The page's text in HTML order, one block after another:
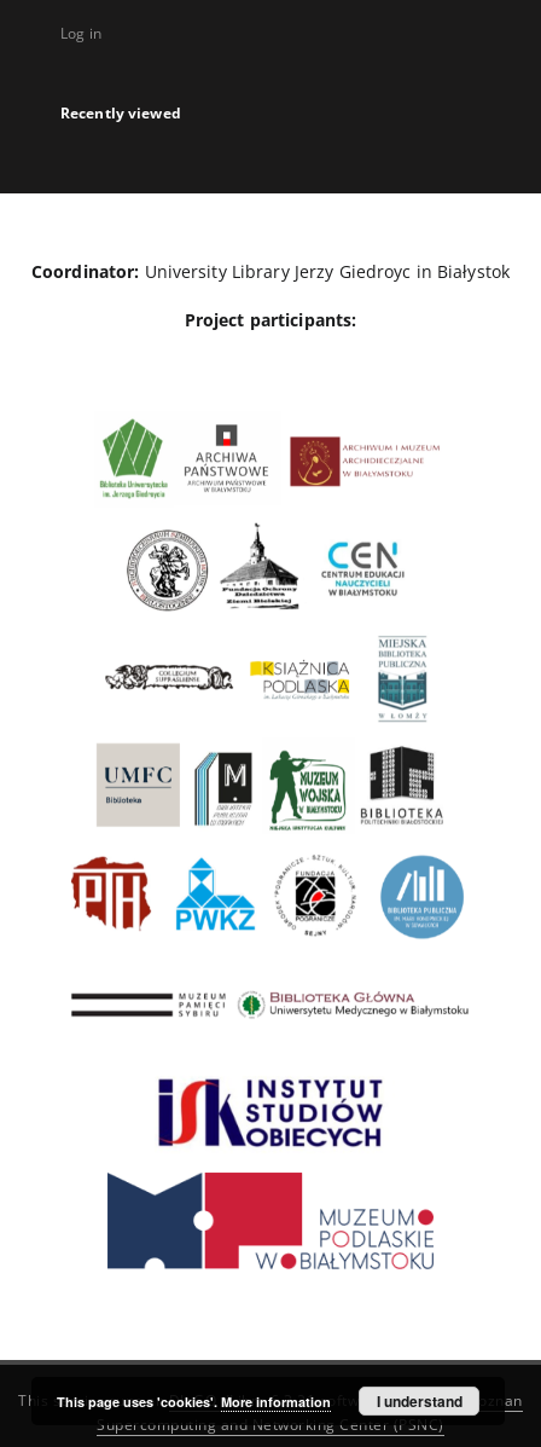
Log in
Recently viewed
Coordinator: University Library Jerzy Giedroyc in Białystok
Project participants:
This service runs onDInGO dLibra 6.3.21software created by
Poznan
Supercomputing and Networking Center (PSNC)
This page uses 'cookies'. More information I understand